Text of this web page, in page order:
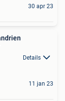
30 apr 23
Details
11 jan 23